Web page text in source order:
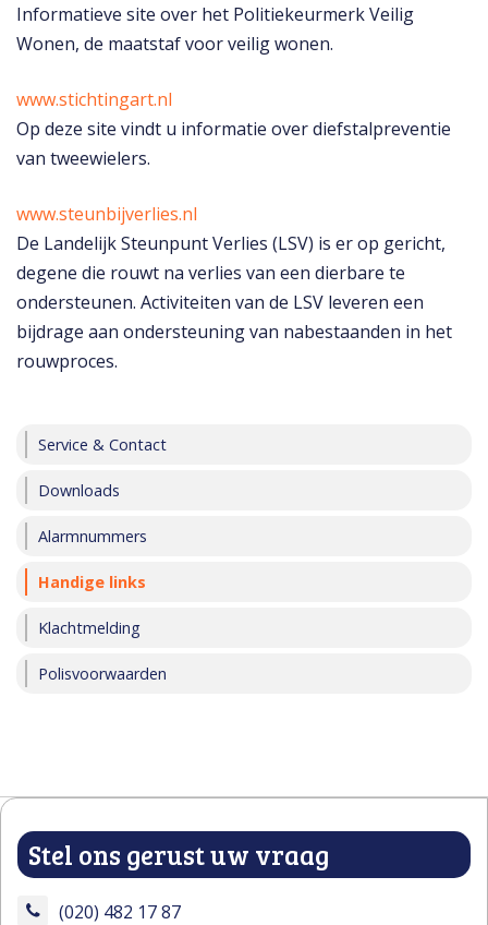
Informatieve site over het Politiekeurmerk Veilig
Wonen, de maatstaf voor veilig wonen.
www.stichtingart.nl
Op deze site vindt u informatie over diefstalpreventie
van tweewielers.
www.steunbijverlies.nl
De Landelijk Steunpunt Verlies (LSV) is er op gericht,
degene die rouwt na verlies van een dierbare te
ondersteunen. Activiteiten van de LSV leveren een
bijdrage aan ondersteuning van nabestaanden in het
rouwproces.
Service & Contact
Downloads
Alarmnummers
Handige links
Klachtmelding
Polisvoorwaarden
Stel ons gerust uw vraag
(020) 482 17 87